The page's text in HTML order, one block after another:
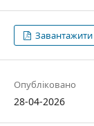
Завантажити
Опубліковано
28-04-2026